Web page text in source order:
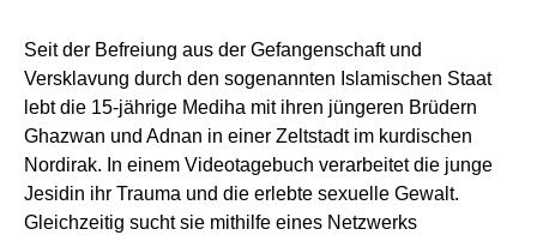
Seit der Befreiung aus der Gefangenschaft und
Versklavung durch den sogenannten Islamischen Staat
lebt die 15-jährige Mediha mit ihren jüngeren Brüdern
Ghazwan und Adnan in einer Zeltstadt im kurdischen
Nordirak. In einem Videotagebuch verarbeitet die junge
Jesidin ihr Trauma und die erlebte sexuelle Gewalt.
Gleichzeitig sucht sie mithilfe eines Netzwerks